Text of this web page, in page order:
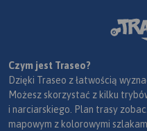
Czym jest Traseo?
Dzięki Traseo z łatwością
Możesz skorzystać z kilku
i narciarskiego. Plan trasy
mapowym z kolorowymi